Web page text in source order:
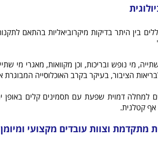
בין היתר בדיקות מיקרוביאליות בהתאם
מי נופש ובריכות, וכן מקוואות, מאגרי מי
הציבור, בעיקר בקרב האוכלוסייה המבוגרת
למחלה דמוית שפעת עם תסמינים קלים באופן
אף קטלנית.
וצוות עובדים מקצועי ומיומן